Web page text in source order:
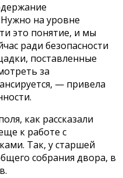
на уровне
это понятие, и мы
ради безопасности
поставленные
за
— привела
как рассказали
к работе с
Так, у старшей
собрания двора, в